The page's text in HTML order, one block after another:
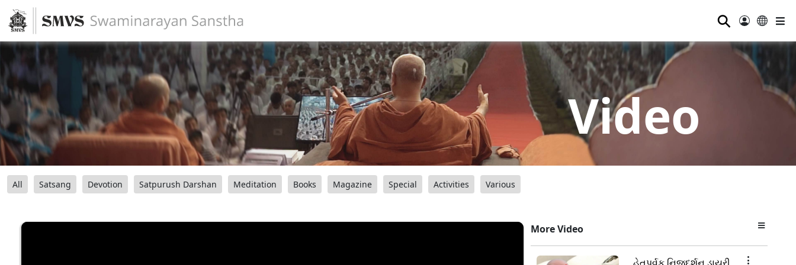
⚲
Video
All Satsang Devotion Satpurush Darshan Meditation Books Magazine Special Activities Various
More Video